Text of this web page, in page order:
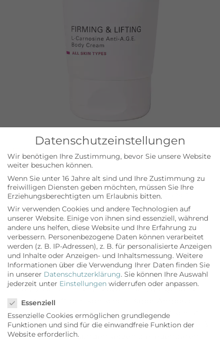
Für noch mehr schöne
Momente
Mit einem neuen Ampoule Concentrates Set
wartet das Beautyunternehmen Babor aus
Aachen in diesem Frühjahr auf. Die perfekt
abgestimmte Ampullen-Kur startet mit
Feuchtigkeit & Aufbau und endet mit
Regeneration und abschließendem Anti-Aging,
für strahlende Haut in nur sieben Tagen. Die
sieben verschiedenen Ampullen entfalten so das
Beauty-Geheimnis für Power-Skin: die geballte
Wirkstoffkraft der ikonischen Babor Ampoule
Concentrates für schöne Haut. Auch optisch ist
das Geschenk-Set ein Hingucker. Elegantes Weiß
und edle 3D-Prägungen setzen die legendären
Datenschutzeinstellungen
Wir benötigen Ihre Zustimmung, bevor Sie unsere Website
weiter besuchen können.
Wenn Sie unter 16 Jahre alt sind und Ihre Zustimmung zu
freiwilligen Diensten geben möchten, müssen Sie Ihre
Erziehungsberechtigten um Erlaubnis bitten.
Wir verwenden Cookies und andere Technologien auf
unserer Website. Einige von ihnen sind essenziell, während
andere uns helfen, diese Website und Ihre Erfahrung zu
verbessern. Personenbezogene Daten können verarbeitet
werden (z. B. IP-Adressen), z. B. für personalisierte Anzeigen
und Inhalte oder Anzeigen- und Inhaltsmessung. Weitere
Informationen über die Verwendung Ihrer Daten finden Sie
in unserer Datenschutzerklärung. Sie können Ihre Auswahl
jederzeit unter Einstellungen widerrufen oder anpassen.
Essenziell
Essenzielle Cookies ermöglichen grundlegende
Funktionen und sind für die einwandfreie Funktion der
Website erforderlich.